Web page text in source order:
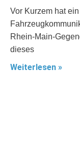
Vor Kurzem hat
Rhein-Main-
dieses
Weiterlesen »